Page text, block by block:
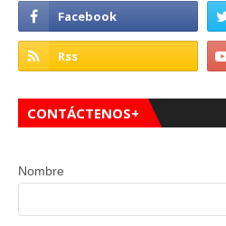
CONTÁCTENOS+
Nombre